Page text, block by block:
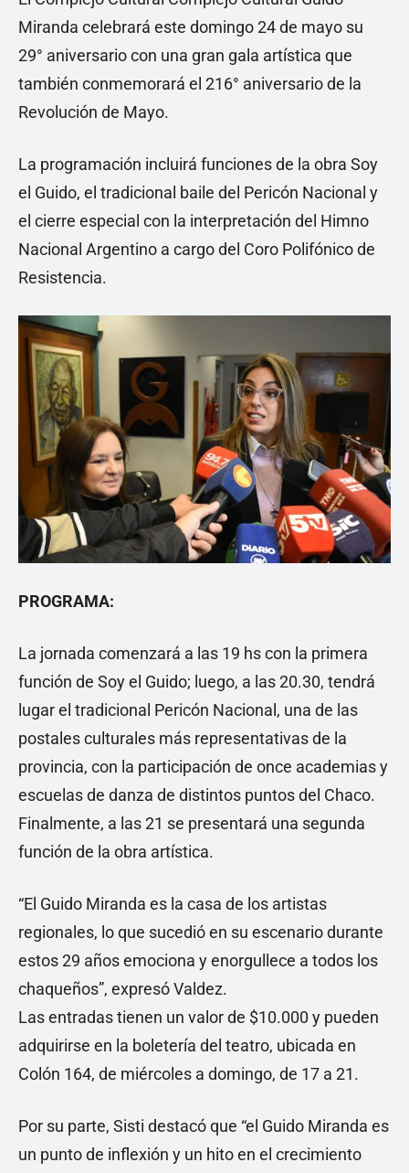
Miranda celebrará este domingo 24 de mayo su
29° aniversario con una gran gala artística que
también conmemorará el 216° aniversario de la
Revolución de Mayo.
La programación incluirá funciones de la obra Soy
el Guido, el tradicional baile del Pericón Nacional y
el cierre especial con la interpretación del Himno
Nacional Argentino a cargo del Coro Polifónico de
Resistencia.
PROGRAMA:
La jornada comenzará a las 19 hs con la primera
función de Soy el Guido; luego, a las 20.30, tendrá
lugar el tradicional Pericón Nacional, una de las
postales culturales más representativas de la
provincia, con la participación de once academias y
escuelas de danza de distintos puntos del Chaco.
Finalmente, a las 21 se presentará una segunda
función de la obra artística.
“El Guido Miranda es la casa de los artistas
regionales, lo que sucedió en su escenario durante
estos 29 años emociona y enorgullece a todos los
chaqueños”, expresó Valdez.
Las entradas tienen un valor de $10.000 y pueden
adquirirse en la boletería del teatro, ubicada en
Colón 164, de miércoles a domingo, de 17 a 21.
Por su parte, Sisti destacó que “el Guido Miranda es
un punto de inflexión y un hito en el crecimiento